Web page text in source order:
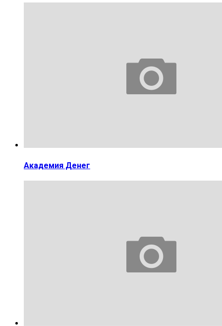
Академия Денег